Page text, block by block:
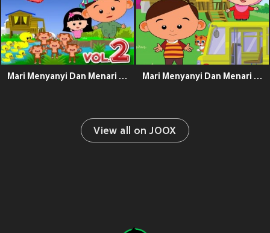
Mari Menyanyi Dan Menari Bersama, Vol. 2 Mari Menyanyi Dan Menari Bersama Alif & Mimi
View all on JOOX